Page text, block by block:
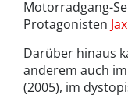
Motorradgang-
Protagonisten
Darüber hinaus
anderem auch
(2005), im